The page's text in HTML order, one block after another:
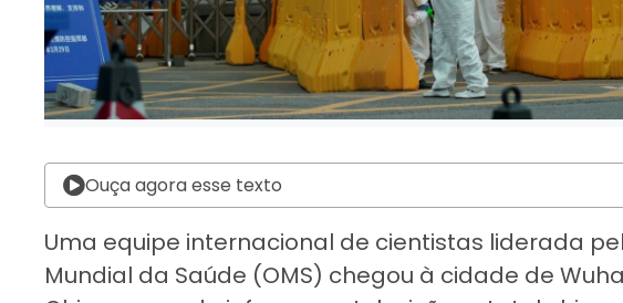
Ouça agora esse texto
Uma equipe internacional de cientistas liderada
Mundial da Saúde (OMS) chegou à cidade de